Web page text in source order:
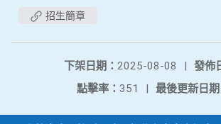
招生簡章
發佈
下架日期： 2025-08-08
|
最後更新日期
點擊率： 351 |